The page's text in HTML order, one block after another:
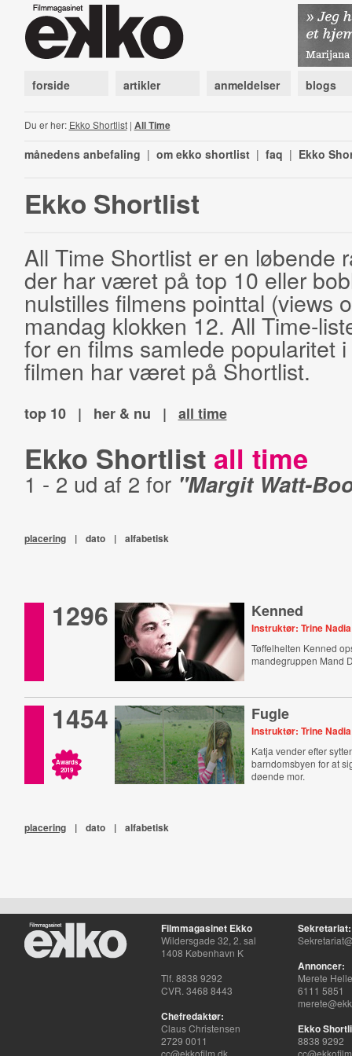
forside artikler anmeldelser blogs
Du er her: Ekko Shortlist| All Time
månedens anbefaling | om ekko shortlist | faq | Ekko
Ekko Shortlist
All Time Shortlist er en løbende
der har været på top 10 eller
nulstilles filmens pointtal (views
mandag klokken 12. All Time-
for en films samlede popularitet
filmen har været på Shortlist.
top 10 | her & nu | all time
Ekko Shortlist all time
1 - 2 ud af 2 for "Margit Watt-
placering | dato | alfabetisk
1296 Kenned
Instruktør: Trine Nadia
Tøffelhelten Kenned
mandegruppen Mand
1454
Awards
2019
Fugle
Instruktør: Trine Nadia
Katja vender efter
barndomsbyen for at
døende mor.
placering | dato | alfabetisk
Filmmagasinet Ekko
Wildersgade 32, 2. sal
1408 København K
Tlf. 8838 9292
CVR. 3468 8443
Chefredaktør:
Claus Christensen
2729 0011
cc@ekkofilm.dk
Sekretariat:
Annoncer:
Merete
6111 5851
Ekko
8838 9292